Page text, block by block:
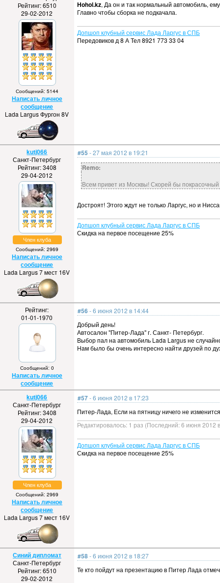
Рейтинг: 6510
29-02-2012
Сообщений: 5144
Написать личное
сообщение
Lada Largus Фургон 8V
Hohol.kz, Да он и так нормальный автомобиль,
Главно чтобы сборка не подкачала.
Допшоп клубный сервис Лада Ларгус в СПБ
Передовиков д 8 А Тел 8921 773 33 04
kutj066
Санкт-Петербург
Рейтинг: 3408
29-04-2012
Член клуба
Сообщений: 2969
Написать личное
сообщение
Lada Largus 7 мест 16V
#55 - 27 мая 2012 в 19:21
Remo:
Всем привет из Москвы! Скорей бы
Достроят! Этого ждут не только Ларгус, но и
Допшоп клубный сервис Лада Ларгус в СПБ
Скидка на первое посещение 25%
Рейтинг:
01-01-1970
Сообщений: 0
Написать личное
сообщение
#56- 6 июня 2012 в 14:44
Добрый день!
Автосалон "Питер-Лада" г. Санкт- Петербург.
Выбор пал на автомобиль Lada Largus не
Нам было бы очень интересно найти друзей по
kutj066
Санкт-Петербург
Рейтинг: 3408
29-04-2012
Член клуба
Сообщений: 2969
Написать личное
сообщение
Lada Largus 7 мест 16V
#57- 6 июня 2012 в 17:23
Питер-Лада, Если на пятницу ничего не
Редактировалось: 1 раз (Последний: 6 июня 2012
Допшоп клубный сервис Лада Ларгус в СПБ
Скидка на первое посещение 25%
Синий дипломат
Санкт-Петербург
Рейтинг: 6510
29-02-2012
#58- 6 июня 2012 в 18:27
Те кто пойдут на презентацию в Питер Лада